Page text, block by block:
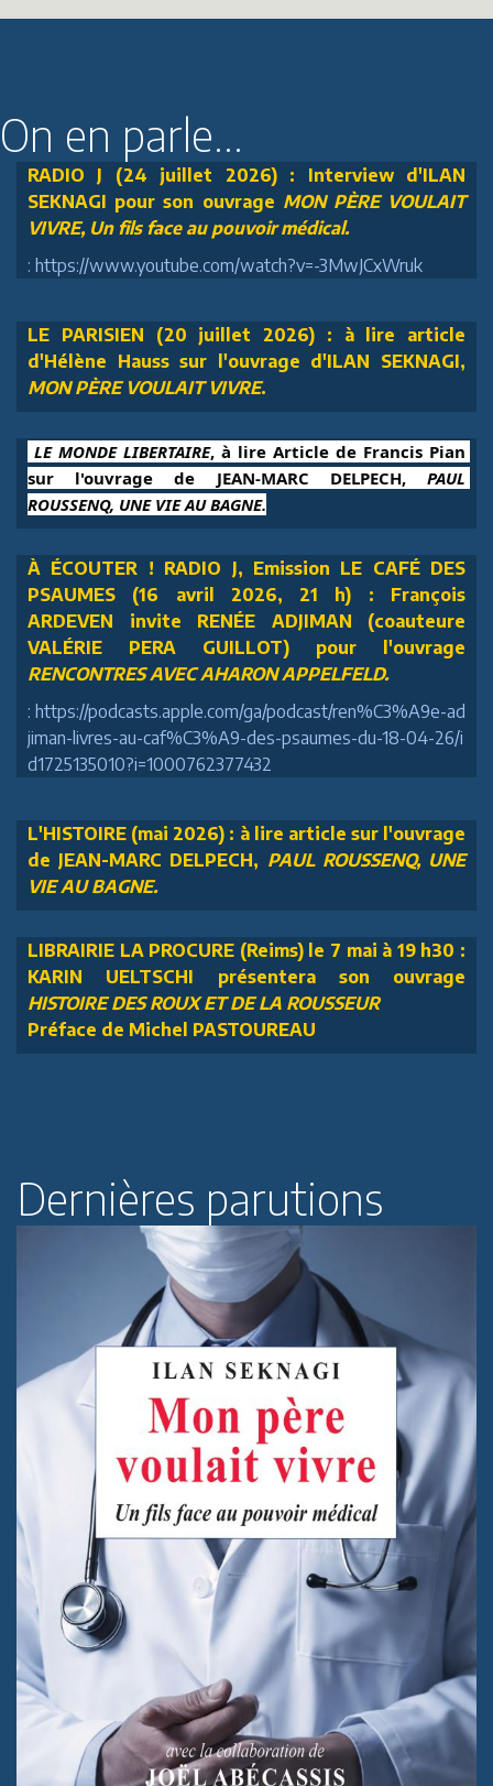
On en parle...
RADIO J (24 juillet 2026) : Interview d'ILAN
SEKNAGI pour son ouvrage MON PÈRE VOULAIT
VIVRE, Un fils face au pouvoir médical.
: https://www.youtube.com/watch?v=-3MwJCxWruk
LE PARISIEN (20 juillet 2026) : à lire article
d'Hélène Hauss sur l'ouvrage d'ILAN SEKNAGI,
MON PÈRE VOULAIT VIVRE.
LE MONDE LIBERTAIRE, à lire Article de Francis Pian
sur l'ouvrage de JEAN-MARC DELPECH, PAUL
ROUSSENQ, UNE VIE AU BAGNE.
À ÉCOUTER ! RADIO J, Emission LE CAFÉ DES
PSAUMES (16 avril 2026, 21 h) : François
ARDEVEN invite RENÉE ADJIMAN (coauteure
VALÉRIE PERA GUILLOT) pour l'ouvrage
RENCONTRES AVEC AHARON APPELFELD.
: https://podcasts.apple.com/ga/podcast/ren%C3%A9e-ad
jiman-livres-au-caf%C3%A9-des-psaumes-du-18-04-26/i
d1725135010?i=1000762377432
L'HISTOIRE (mai 2026) : à lire article sur l'ouvrage
de JEAN-MARC DELPECH, PAUL ROUSSENQ, UNE
VIE AU BAGNE.
LIBRAIRIE LA PROCURE (Reims) le 7 mai à 19 h30 :
KARIN UELTSCHI présentera son ouvrage
HISTOIRE DES ROUX ET DE LA ROUSSEUR
Préface de Michel PASTOUREAU
Dernières parutions